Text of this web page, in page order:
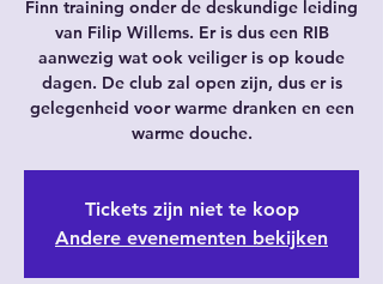
Finn training onder de deskundige leiding
van Filip Willems. Er is dus een RIB
aanwezig wat ook veiliger is op koude
dagen. De club zal open zijn, dus er is
gelegenheid voor warme dranken en een
warme douche.
Tickets zijn niet te koop
Andere evenementen bekijken